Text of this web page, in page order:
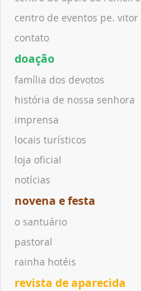
centro de eventos pe. vitor
contato
doação
família dos devotos
história de nossa senhora
imprensa
locais turísticos
loja oficial
notícias
novena e festa
o santuário
pastoral
rainha hotéis
revista de aparecida